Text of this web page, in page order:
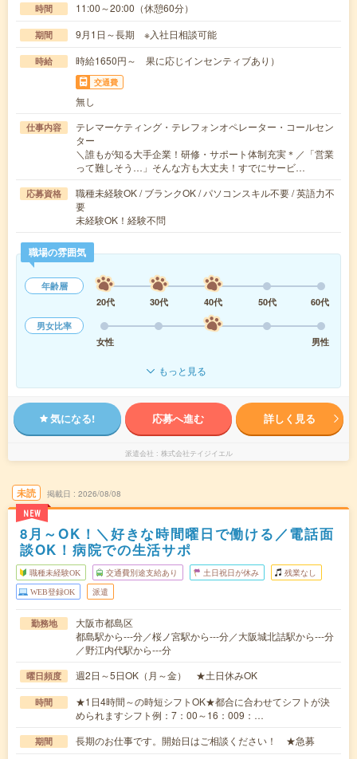
時間 11:00～20:00（休憩60分）
期間 9月1日～長期 ※入社日相談可能
時給 時給1650円～ 果に応じインセンティブあり）
交通費
無し
仕事内容
テレマーケティング・テレフォンオペレーター・コールセン
ター
＼誰もが知る大手企業！研修・サポート体制充実＊／「営業
って難しそう…」そんな方も大丈夫！すでにサービ…
応募資格
職種未経験OK / ブランクOK / パソコンスキル不要 / 英語力不
要
未経験OK！経験不問
職場の雰囲気
年齢層
20代
30代 40代 50代
60代
男女比率
女性
男性
もっと見る
気になる! 応募へ進む 詳しく見る
派遣会社 株式会社テイジイエル
未読
NEW
掲載日 2026/08/08
8月～OK！＼好きな時間曜日で働ける／電話面
談OK！病院での生活サポ
職種未経験OK 交通費別途支給あり 土日祝日が休み 残業なし
WEB登録OK 派遣
勤務地
大阪市都島区
都島駅から---分／桜ノ宮駅から---分／大阪城北詰駅から---分
／野江内代駅から---分
曜日頻度 週2日～5日OK（月～金） ★土日休みOK
時間
★1日4時間～の時短シフトOK★都合に合わせてシフトが決
められますシフト例：7：00～16：009：…
期間 長期のお仕事です。開始日はご相談ください！ ★急募